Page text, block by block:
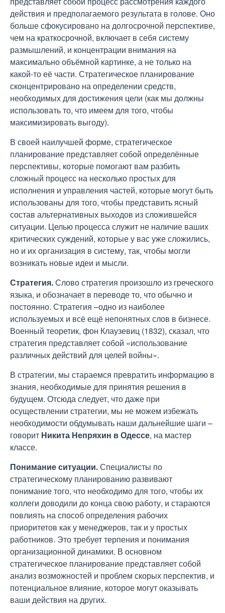
действия и предполагаемого результата в голове. Оно
больше сфокусировано на долгосрочной перспективе,
чем на краткосрочной, включает в себя систему
размышлений, и концентрации внимания на
максимально объёмной картинке, а не только на
какой-то её части. Стратегическое планирование
сконцентрировано на определении средств,
необходимых для достижения цели (как мы должны
использовать то, что имеем для того, чтобы
максимизировать выгоду).
В своей наилучшей форме, стратегическое
планирование представляет собой определённые
перспективы, которые помогают вам разбить
сложный процесс на несколько простых для
исполнения и управления частей, которые могут быть
использованы для того, чтобы представить ясный
состав альтернативных выходов из сложившейся
ситуации. Целью процесса служит не наличие ваших
критических суждений, которые у вас уже сложились,
но и их организация в систему, так, чтобы могли
возникать новые идеи и мысли.
Стратегия.Слово стратегия произошло из греческого
языка, и обозначает в переводе то, что обычно и
постоянно. Стратегия –одно из наиболее
используемых и всё ещё непонятных слов в бизнесе.
Военный теоретик, фон Клаузевиц (1832), сказал, что
стратегия представляет собой «использование
различных действий для целей войны».
В стратегии, мы стараемся превратить информацию в
знания, необходимые для принятия решения в
будущем. Отсюда следует, что даже при
осуществлении стратегии, мы не можем избежать
необходимости обдумывать наши дальнейшие шаги –
говорит Никита Непряхин в Одессе, на мастер
классе.
Понимание ситуации.Специалисты по
стратегическому планированию развивают
понимание того, что необходимо для того, чтобы их
коллеги доводили до конца свою работу, и стараются
повлиять на способ определения рабочих
приоритетов как у менеджеров, так и у простых
работников. Это требует терпения и понимания
организационной динамики. В основном
стратегическое планирование представляет собой
анализ возможностей и проблем скорых перспектив, и
потенциальное влияние, которое могут оказывать
ваши действия на других.